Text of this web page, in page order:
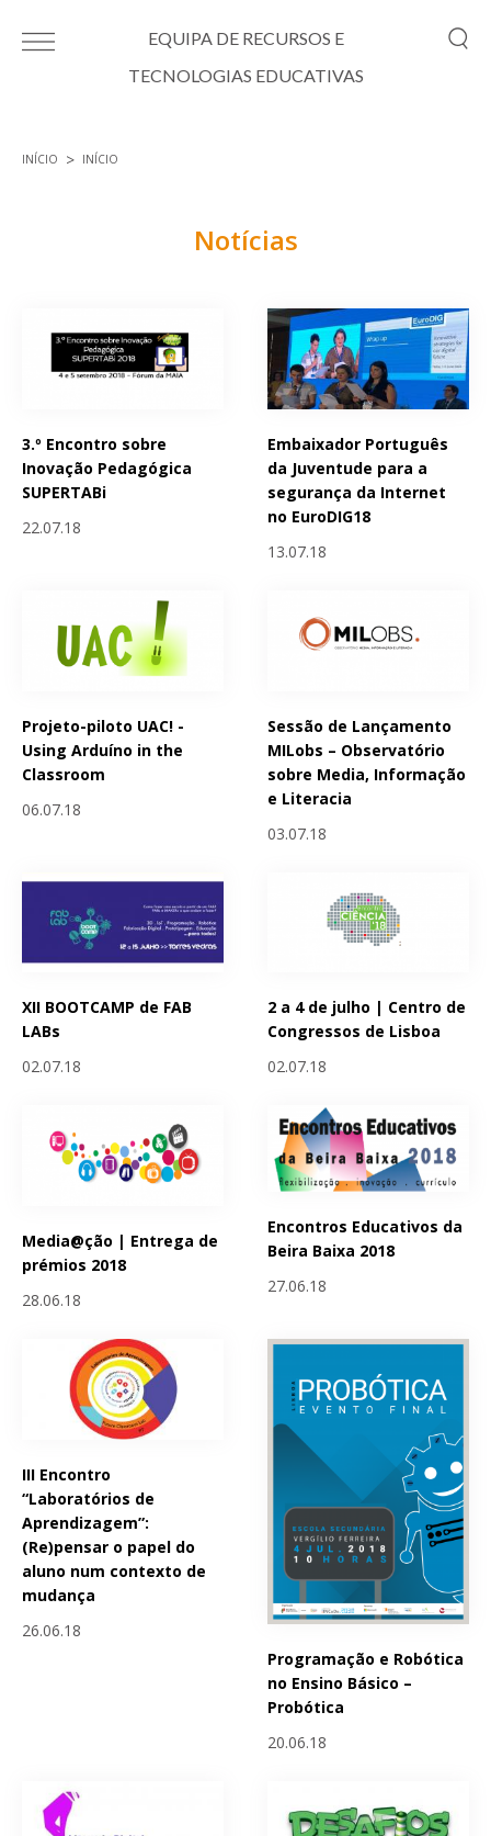
EQUIPA DE RECURSOS E
TECNOLOGIAS EDUCATIVAS
INÍCIO INÍCIO
Notícias
3.º Encontro sobre
Inovação Pedagógica
SUPERTABi
22.07.18
Embaixador Português
da Juventude para a
segurança da Internet
no EuroDIG18
13.07.18
Projeto-piloto UAC! -
Using Arduíno in the
Classroom
06.07.18
Sessão de Lançamento
MILobs – Observatório
sobre Media, Informação
e Literacia
03.07.18
XII BOOTCAMP de FAB
LABs
02.07.18
2 a 4 de julho | Centro de
Congressos de Lisboa
02.07.18
Media@ção | Entrega de
prémios 2018
28.06.18
Encontros Educativos da
Beira Baixa 2018
27.06.18
III Encontro
“Laboratórios de
Aprendizagem”:
(Re)pensar o papel do
aluno num contexto de
mudança
26.06.18
Programação e Robótica
no Ensino Básico –
Probótica
20.06.18
Páginas